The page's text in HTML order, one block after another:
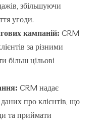
збільшуючи
угоди.
кампаній: CRM
за різними
більш цільові
CRM надає
про клієнтів, що
та приймати